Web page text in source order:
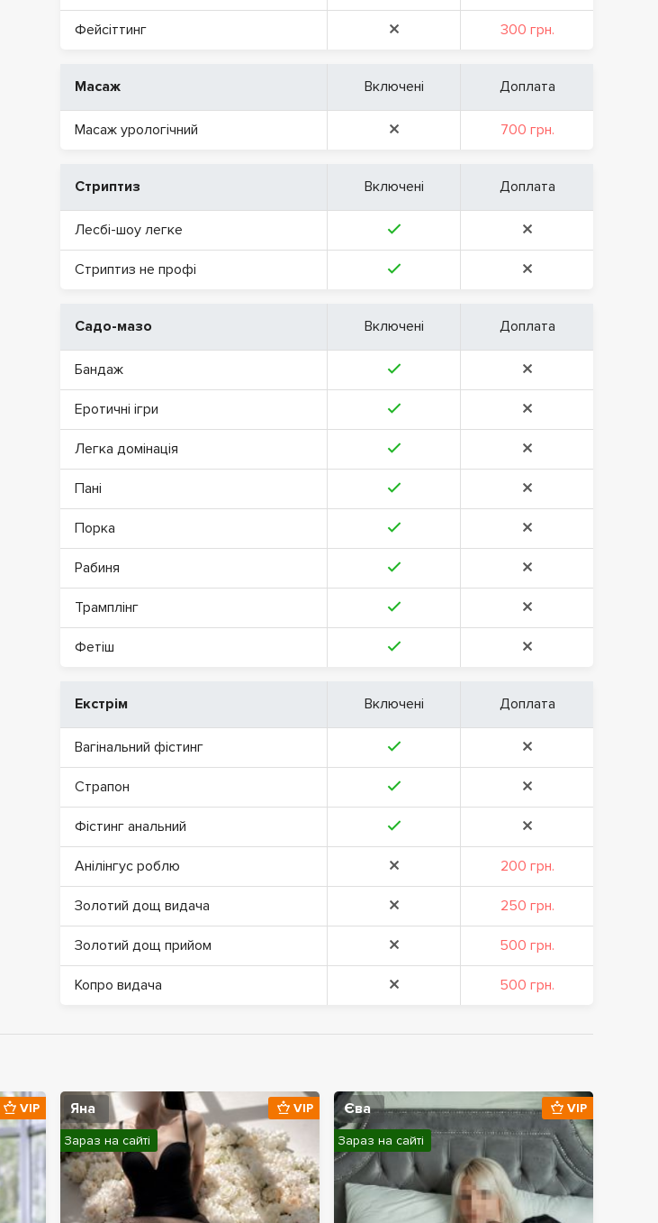
Фейсіттинг 300 грн.
Масаж Включені Доплата
Масаж урологічний 700 грн.
Стриптиз Включені Доплата
Лесбі-шоу легке
Стриптиз не профі
Садо-мазо Включені Доплата
Бандаж
Еротичні ігри
Легка домінація
Пані
Порка
Рабиня
Трамплінг
Фетіш
Екстрім Включені Доплата
Вагінальний фістинг
Страпон
Фістинг анальний
Анілінгус роблю 200 грн.
Золотий дощ видача 250 грн.
Золотий дощ прийом 500 грн.
Копро видача 500 грн.
VIP Яна VIP
Зараз на сайті
Єва VIP
Зараз на сайті